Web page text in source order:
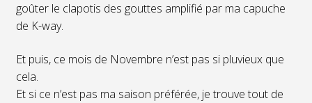
goûter le clapotis des gouttes amplifié par ma capuche
de K-way.
Et puis, ce mois de Novembre n’est pas si pluvieux que
cela.
Et si ce n’est pas ma saison préférée, je trouve tout de